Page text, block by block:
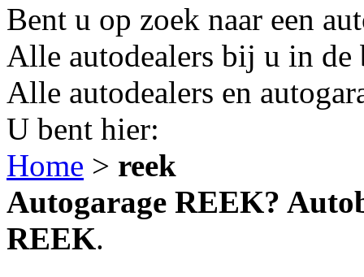
Bent u op zoek naar een
Alle autodealers bij u in
Alle autodealers en
U bent hier:
Home > reek
Autogarage REEK?
REEK.